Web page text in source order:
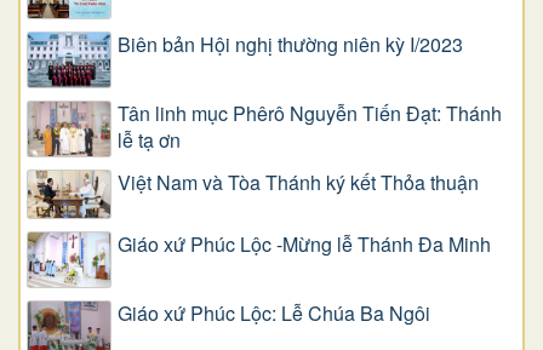
Biên bản Hội nghị thường niên kỳ I/2023
Tân linh mục Phêrô Nguyễn Tiến Đạt: Thánh
lễ tạ ơn
Việt Nam và Tòa Thánh ký kết Thỏa thuận
Giáo xứ Phúc Lộc -Mừng lễ Thánh Đa Minh
Giáo xứ Phúc Lộc: Lễ Chúa Ba Ngôi